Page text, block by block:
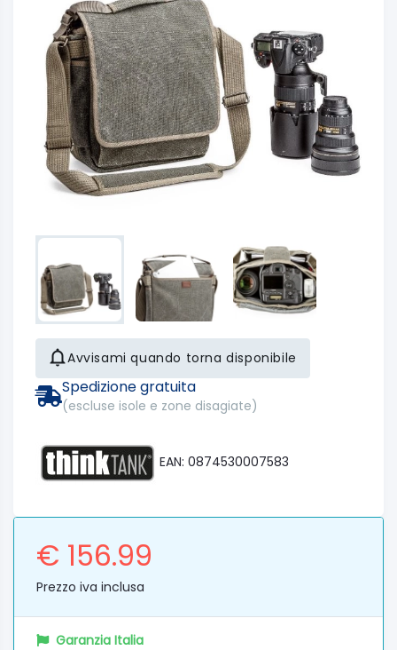
Avvisami quando torna disponibile
Spedizione gratuita
(escluse isole e zone disagiate)
EAN: 0874530007583
€ 156.99
Prezzo iva inclusa
Garanzia Italia